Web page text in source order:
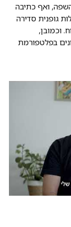
ואף כתיבה
גופנית סדירה
וכמובן,
בפלטפורמת